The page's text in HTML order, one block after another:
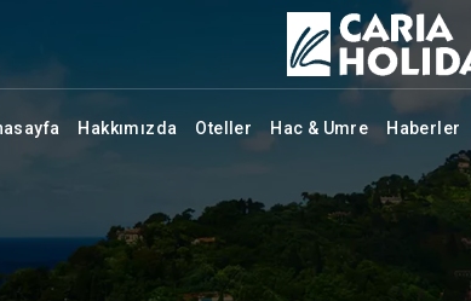
Hakkımızda Oteller Hac & Umre Haberler